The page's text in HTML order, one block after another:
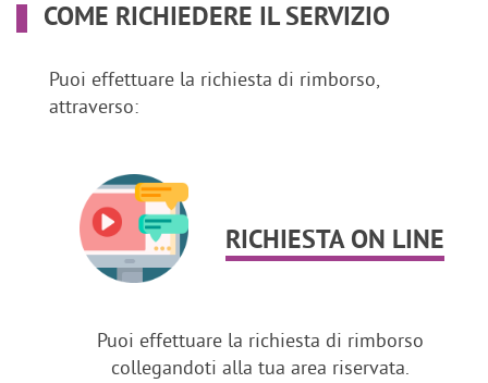
COME RICHIEDERE IL SERVIZIO
Puoi effettuare la richiesta di rimborso,
attraverso:
RICHIESTA ON LINE
Puoi effettuare la richiesta di rimborso
collegandoti alla tua area riservata.